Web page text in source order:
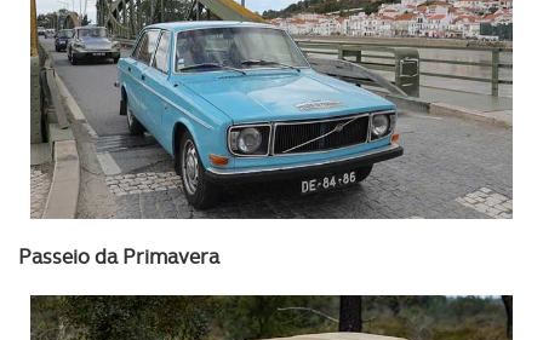
Passeio da Primavera